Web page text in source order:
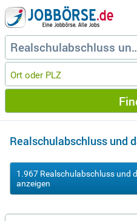
Realschulabschluss und
1.967 Realschulabschluss und
anzeigen